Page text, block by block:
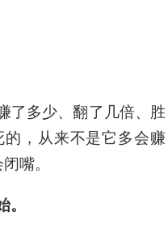
了多少、翻了几倍、胜
，从来不是它多会赚
嘴。